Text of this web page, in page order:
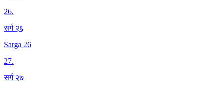
26.
सर्ग २६
Sarga 26
27.
सर्ग २७